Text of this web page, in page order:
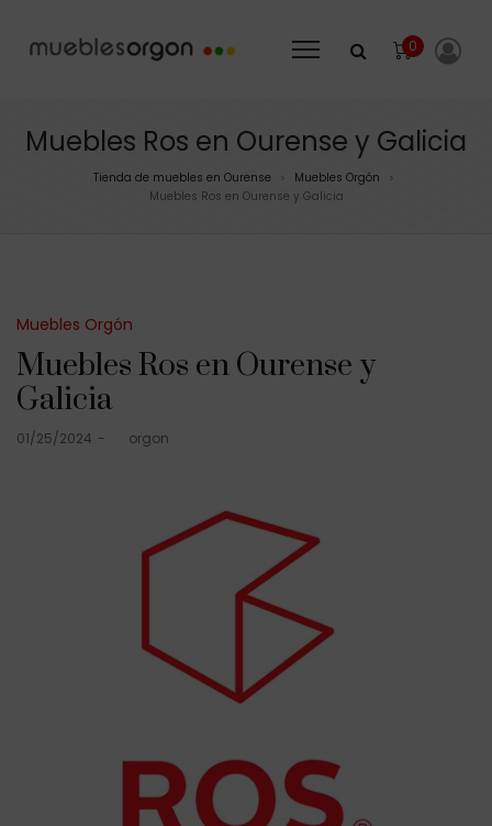
0
Muebles Ros en Ourense y Galicia
Tienda de muebles en Ourense > Muebles Orgón >
Muebles Ros en Ourense y Galicia
Posted
in
Muebles Orgón
Muebles Ros en Ourense y
Galicia
Posted
01/25/2024 orgon